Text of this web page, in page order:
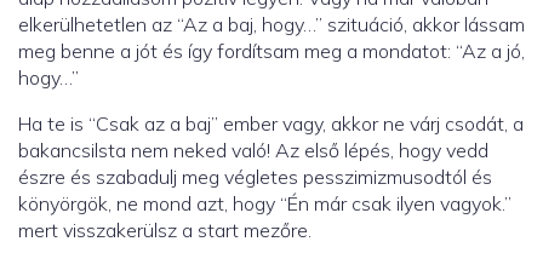
elkerülhetetlen az “Az a baj, hogy…” szituáció, akkor lássam
meg benne a jót és így fordítsam meg a mondatot: “Az a jó,
hogy…”
Ha te is “Csak az a baj” ember vagy, akkor ne várj csodát, a
bakancsilsta nem neked való! Az első lépés, hogy vedd
észre és szabadulj meg végletes pesszimizmusodtól és
könyörgök, ne mond azt, hogy “Én már csak ilyen vagyok.”
mert visszakerülsz a start mezőre.